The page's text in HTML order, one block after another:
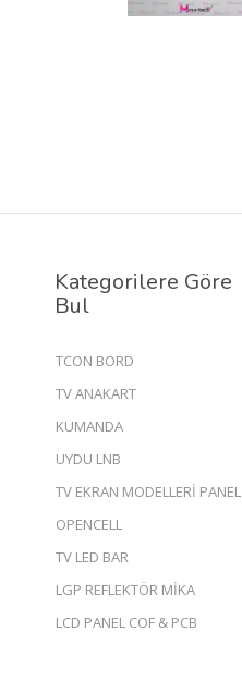
Kategorilere Göre
Bul
TCON BORD
TV ANAKART
KUMANDA
UYDU LNB
TV EKRAN MODELLERİ PANEL
OPENCELL
TV LED BAR
LGP REFLEKTÖR MİKA
LCD PANEL COF & PCB